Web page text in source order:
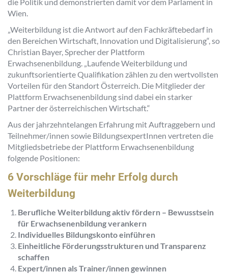
Wien.
„Weiterbildung ist die Antwort auf den Fachkräftebedarf in
den Bereichen Wirtschaft, Innovation und Digitalisierung“, so
Christian Bayer, Sprecher der Plattform
Erwachsenenbildung. „Laufende Weiterbildung und
zukunftsorientierte Qualifikation zählen zu den wertvollsten
Vorteilen für den Standort Österreich. Die Mitglieder der
Plattform Erwachsenenbildung sind dabei ein starker
Partner der österreichischen Wirtschaft.“
Aus der jahrzehntelangen Erfahrung mit Auftraggebern und
Teilnehmer/innen sowie BildungsexpertInnen vertreten die
Mitgliedsbetriebe der Plattform Erwachsenenbildung
folgende Positionen:
6 Vorschläge für mehr Erfolg durch
Weiterbildung
Berufliche Weiterbildung aktiv fördern – Bewusstsein
für Erwachsenenbildung verankern
Individuelles Bildungskonto einführen
Einheitliche Förderungsstrukturen und Transparenz
schaffen
Expert/innen als Trainer/innen gewinnen